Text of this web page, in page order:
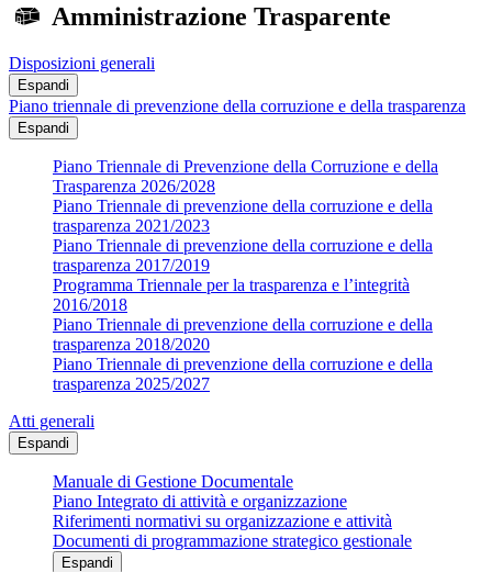
Amministrazione Trasparente
Disposizioni generali
Espandi
Piano triennale di prevenzione della corruzione e della trasparenza
Espandi
Piano Triennale di Prevenzione della Corruzione e della
Trasparenza 2026/2028
Piano Triennale di prevenzione della corruzione e della
trasparenza 2021/2023
Piano Triennale di prevenzione della corruzione e della
trasparenza 2017/2019
Programma Triennale per la trasparenza e l’integrità
2016/2018
Piano Triennale di prevenzione della corruzione e della
trasparenza 2018/2020
Piano Triennale di prevenzione della corruzione e della
trasparenza 2025/2027
Atti generali
Espandi
Manuale di Gestione Documentale
Piano Integrato di attività e organizzazione
Riferimenti normativi su organizzazione e attività
Documenti di programmazione strategico gestionale
Espandi